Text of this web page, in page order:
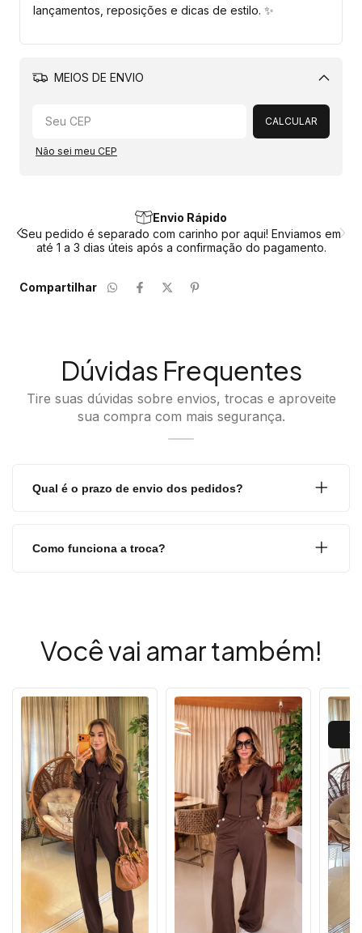
lançamentos, reposições e dicas de estilo. ✨
MEIOS DE ENVIO
Alterar CEP
CALCULAR
Não sei meu CEP
Envio Rápido
Seu pedido é separado com carinho por aqui! Enviamos em
até 1 a 3 dias úteis após a confirmação do pagamento.
Compartilhar
Dúvidas Frequentes
Tire suas dúvidas sobre envios, trocas e aproveite
sua compra com mais segurança.
Qual é o prazo de envio dos pedidos?
Como funciona a troca?
Você vai amar também!